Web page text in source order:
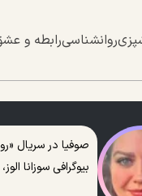
روانشناسیرابطه و
صوفیا در سریال
بیوگرافی سوزانا